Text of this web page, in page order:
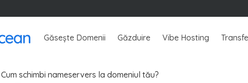
Găsește Domenii Găzduire Vibe Hosting
Cum schimbi nameservers la domeniul tău?